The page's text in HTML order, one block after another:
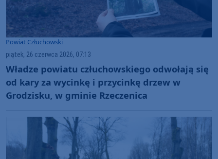
Powiat Człuchowski
piątek, 26 czerwca 2026, 07:13
Władze powiatu człuchowskiego odwołają się
od kary za wycinkę i przycinkę drzew w
Grodzisku, w gminie Rzeczenica